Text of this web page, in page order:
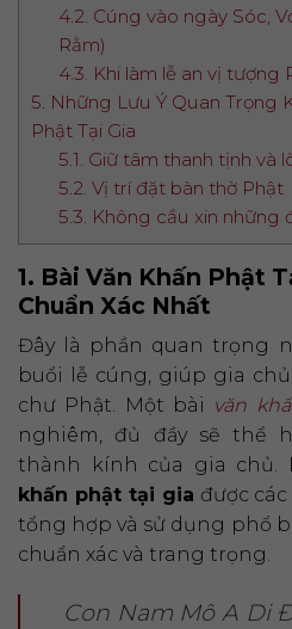
4.2. Cúng vào ngày Sóc,
Rằm)
4.3. Khi làm lễ an vị tượng
5. Những Lưu Ý Quan Trọng
Phật Tại Gia
5.1. Giữ tâm thanh tịnh và
5.2. Vị trí đặt bàn thờ Phật
5.3. Không cầu xin những
1. Bài Văn Khấn Phật
Chuẩn Xác Nhất
Đây là phần quan trọng
buổi lễ cúng, giúp gia
chư Phật. Một bài văn
nghiêm, đủ đầy sẽ thể
thành kính của gia chủ.
khấn phật tại gia được
tổng hợp và sử dụng phổ
chuẩn xác và trang trọng.
Con Nam Mô A Di